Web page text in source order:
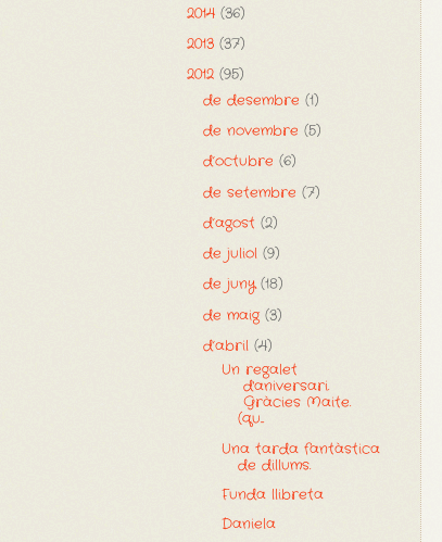
2014 (36)
2013 (37)
2012 (95)
de desembre(1)
de novembre(5)
d’octubre(6)
de setembre(7)
d’agost(2)
de juliol(9)
de juny(18)
de maig(3)
d’abril(4)
Un regalet
d'aniversari.
Gràcies Maite.
(qu...
Una tarda fantàstica
de dillums.
Funda llibreta
Daniela